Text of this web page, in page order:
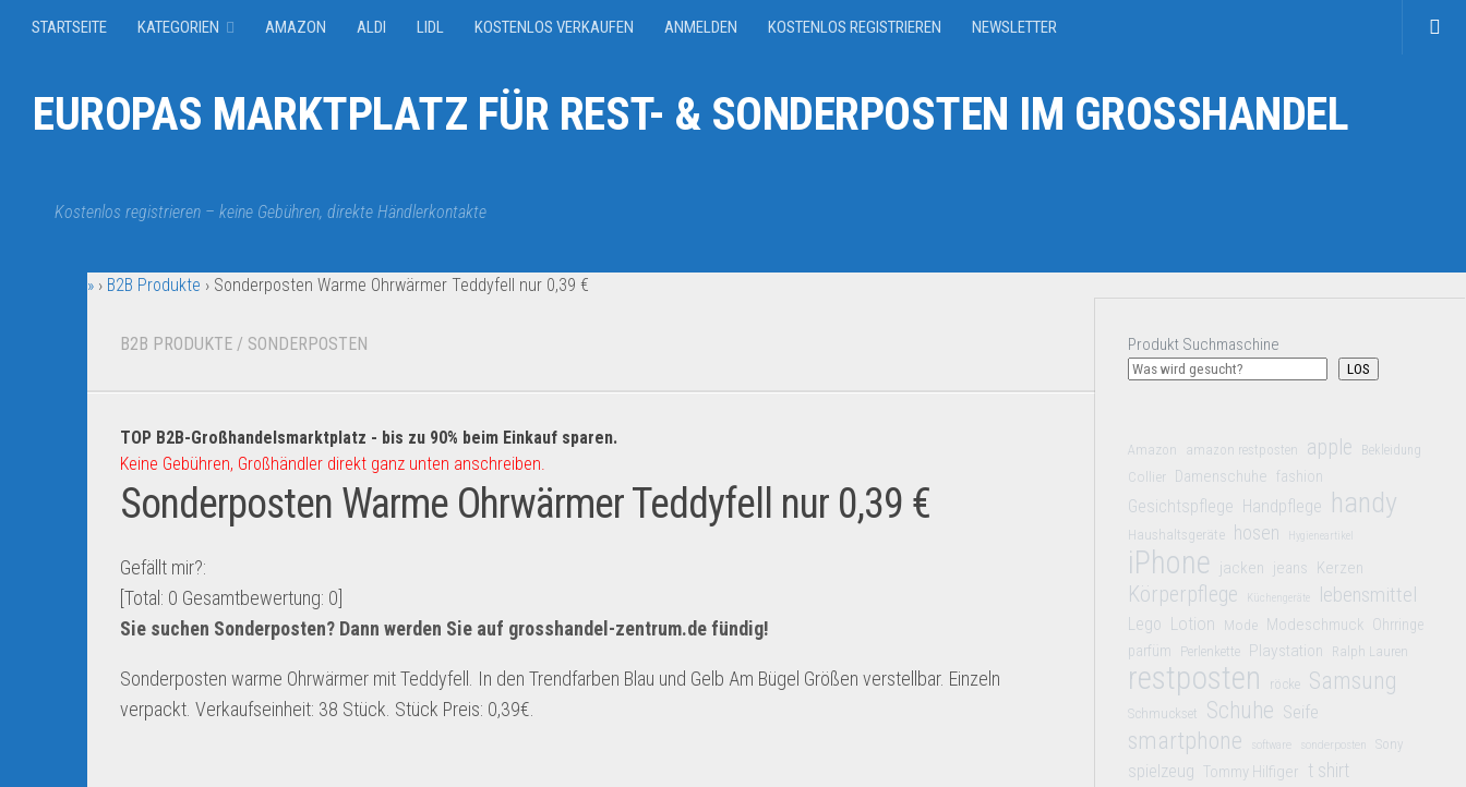
STARTSEITE KATEGORIEN AMAZON ALDI LIDL KOSTENLOS VERKAUFEN ANMELDEN KOSTENLOS REGISTRIEREN NEWSLETTER
EUROPAS MARKTPLATZ FÜR REST- & SONDERPOSTEN IM GROSSHANDEL
Kostenlos registrieren – keine Gebühren, direkte Händlerkontakte
» › B2B Produkte › Sonderposten Warme Ohrwärmer Teddyfell nur 0,39 €
B2B PRODUKTE / SONDERPOSTEN
TOP B2B-Großhandelsmarktplatz - bis zu 90% beim Einkauf sparen.
Keine Gebühren, Großhändler direkt ganz unten anschreiben.
Sonderposten Warme Ohrwärmer Teddyfell nur 0,39 €
Gefällt mir?:
[Total: 0 Gesamtbewertung: 0
Sie suchen Sonderposten? Dann werden Sie auf grosshandel-zentrum.defündig!
Sonderposten warme Ohrwärmer mit Teddyfell. In den Trendfarben Blau und Gelb Am Bügel Größen verstellbar. Einzeln
verpackt. Verkaufseinheit: 38 Stück. Stück Preis: 0,39€.
Produkt Suchmaschine
LOS
Amazon amazon restposten apple Bekleidung
Collier Damenschuhe fashion
Gesichtspflege Handpflege handy
Haushaltsgeräte hosen Hygieneartikel
iPhone jacken jeans Kerzen
Körperpflege Küchengeräte lebensmittel
Lego Lotion Mode Modeschmuck Ohrringe
parfüm
Perlenkette Playstation Ralph Lauren
restposten röcke Samsung
Schmuckset Schuhe Seife
smartphone software sonderposten Sony
spielzeug Tommy Hilfiger t shirt